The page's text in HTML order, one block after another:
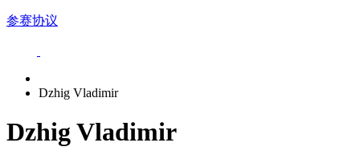
参赛协议
Dzhig Vladimir
Dzhig Vladimir